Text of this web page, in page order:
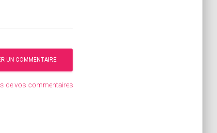
de vos commentaires